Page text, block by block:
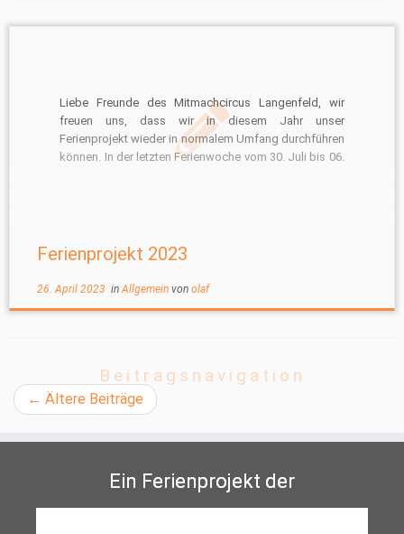
Liebe Freunde des Mitmachcircus Langenfeld, wir
freuen uns, dass wir in diesem Jahr unser
Ferienprojekt wieder in normalem Umfang durchführen
können. In der letzten Ferienwoche vom 30. Juli bis 06.
Ferienprojekt 2023
26. April 2023 inAllgemein von olaf
Beitragsnavigation
← Ältere Beiträge
Ein Ferienprojekt der